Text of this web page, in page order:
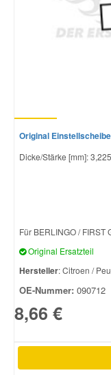
Original
Dicke/Stärke [mm]: 3,225
Für BERLINGO / FIRST
Original Ersatzteil
Hersteller: Citroen /
OE-Nummer: 090712
8,66 €